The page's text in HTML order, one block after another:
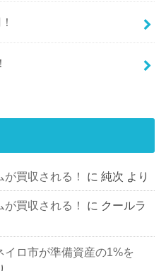
買収される！ に純次 より
買収される！ に クールラ
ロ市が準備資産の1%を